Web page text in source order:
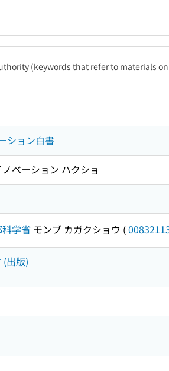
(keywords that refer to materials
ション白書
ベーション ハクショ
学省 モンブ カガクショウ (
(出版)